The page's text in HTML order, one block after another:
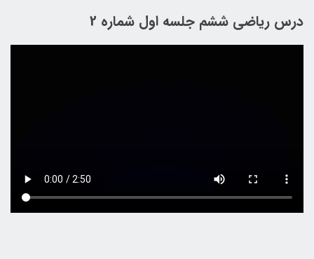
درس ریاضی ششم جلسه اول شماره 2